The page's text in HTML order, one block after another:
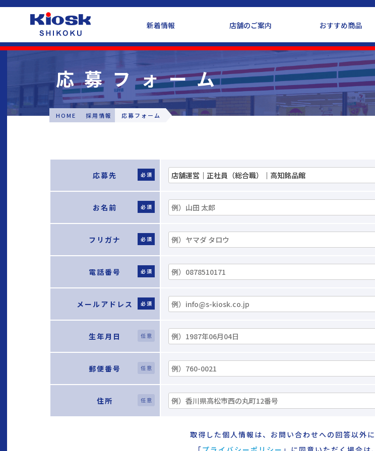
四国キヨスク公式ウェブサイト
新着情報 店舗のご案内 おすすめ商品
応募フォーム
HOME 採用情報 応募フォーム
応募先 必須
お名前 必須
フリガナ 必須
電話番号 必須
メールアドレス 必須
生年月日 任意
郵便番号 任意
住所 任意
取得した個人情報は、お問い合わせへの回答以外